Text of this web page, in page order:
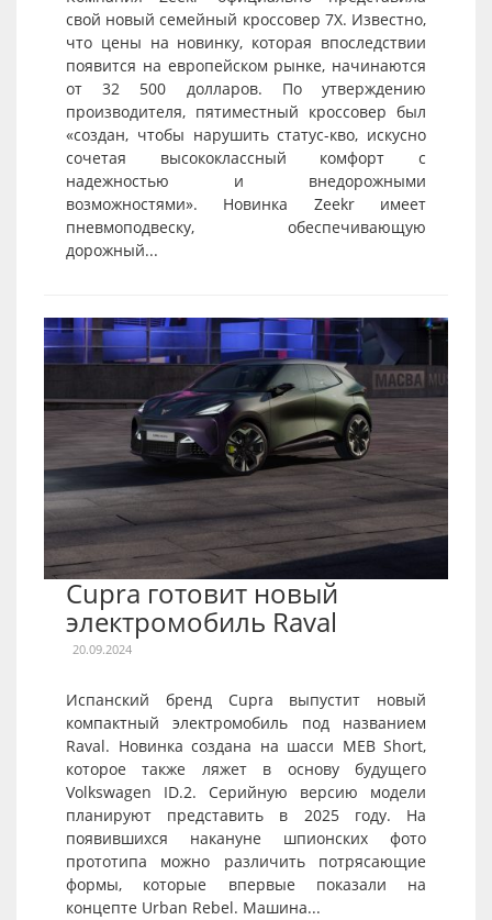
свой новый семейный кроссовер 7X. Известно,
что цены на новинку, которая впоследствии
появится на европейском рынке, начинаются
от 32 500 долларов. По утверждению
производителя, пятиместный кроссовер был
«создан, чтобы нарушить статус-кво, искусно
сочетая высококлассный комфорт с
надежностью и внедорожными
возможностями». Новинка Zeekr имеет
пневмоподвеску, обеспечивающую
дорожный...
Cupra готовит новый
электромобиль Raval
20.09.2024
Испанский бренд Cupra выпустит новый
компактный электромобиль под названием
Raval. Новинка создана на шасси MEB Short,
которое также ляжет в основу будущего
Volkswagen ID.2. Серийную версию модели
планируют представить в 2025 году. На
появившихся накануне шпионских фото
прототипа можно различить потрясающие
формы, которые впервые показали на
концепте Urban Rebel. Машина...